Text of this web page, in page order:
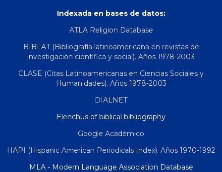
Indexada en bases de datos:
ATLA Religion Database
BIBLAT (Bibliografía latinoamericana en revistas de
investigación científica y social). Años 1978-2003
CLASE (Citas Latinoamericanas en Ciencias Sociales y
Humanidades). Años 1978-2003
DIALNET
Elenchus of biblical bibliography
Google Académico
HAPI (Hispanic American Periodicals Index). Años 1970-1992
MLA - Modern Language Association Database